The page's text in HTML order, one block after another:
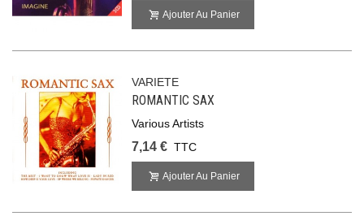
Ajouter Au Panier
VARIETE
ROMANTIC SAX
Various Artists
7,14 € TTC
Ajouter Au Panier